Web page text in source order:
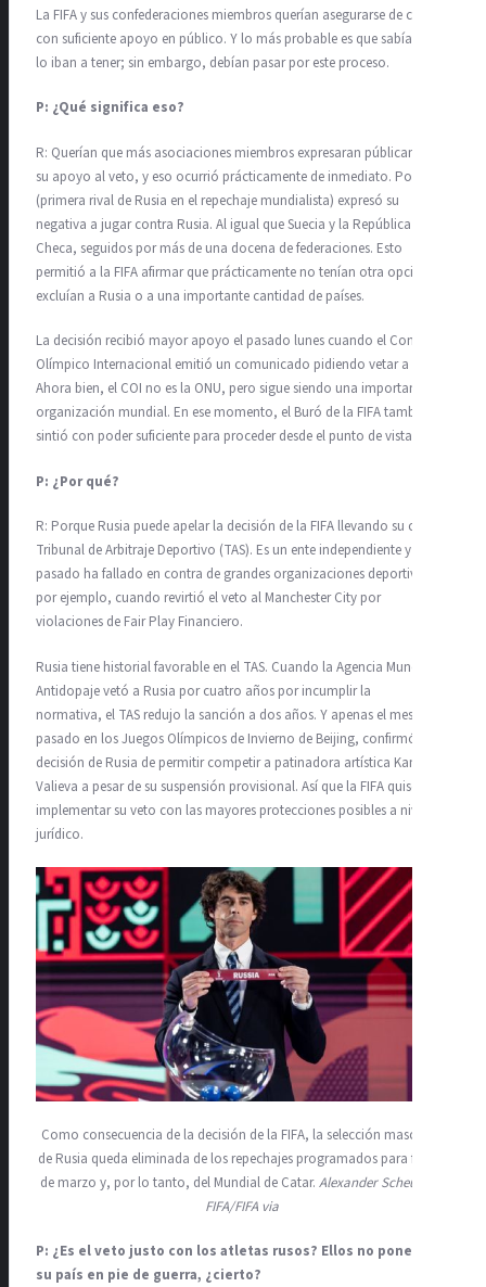
La FIFA y sus confederaciones miembros querían asegurarse de contar
con suficiente apoyo en público. Y lo más probable es que sabían que
lo iban a tener; sin embargo, debían pasar por este proceso.
P: ¿Qué significa eso?
R: Querían que más asociaciones miembros expresaran públicamente
su apoyo al veto, y eso ocurrió prácticamente de inmediato. Polonia
(primera rival de Rusia en el repechaje mundialista) expresó su
negativa a jugar contra Rusia. Al igual que Suecia y la República
Checa, seguidos por más de una docena de federaciones. Esto
permitió a la FIFA afirmar que prácticamente no tenían otra opción: o
excluían a Rusia o a una importante cantidad de países.
La decisión recibió mayor apoyo el pasado lunes cuando el Comité
Olímpico Internacional emitió un comunicado pidiendo vetar a Rusia.
Ahora bien, el COI no es la ONU, pero sigue siendo una importante
organización mundial. En ese momento, el Buró de la FIFA también se
sintió con poder suficiente para proceder desde el punto de vista legal.
P: ¿Por qué?
R: Porque Rusia puede apelar la decisión de la FIFA llevando su caso al
Tribunal de Arbitraje Deportivo (TAS). Es un ente independiente y en el
pasado ha fallado en contra de grandes organizaciones deportivas;
por ejemplo, cuando revirtió el veto al Manchester City por
violaciones de Fair Play Financiero.
Rusia tiene historial favorable en el TAS. Cuando la Agencia Mundial
Antidopaje vetó a Rusia por cuatro años por incumplir la
normativa, el TAS redujo la sanción a dos años. Y apenas el mes
pasado en los Juegos Olímpicos de Invierno de Beijing, confirmó la
decisión de Rusia de permitir competir a patinadora artística Kamila
Valieva a pesar de su suspensión provisional. Así que la FIFA quiso
implementar su veto con las mayores protecciones posibles a nivel
jurídico.
Como consecuencia de la decisión de la FIFA, la selección masculina
de Rusia queda eliminada de los repechajes programados para finales
de marzo y, por lo tanto, del Mundial de Catar. Alexander Scheuber –
FIFA/FIFA via
P: ¿Es el veto justo con los atletas rusos? Ellos no ponen a
su país en pie de guerra, ¿cierto?